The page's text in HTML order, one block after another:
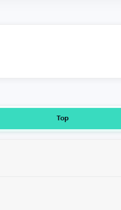
Top